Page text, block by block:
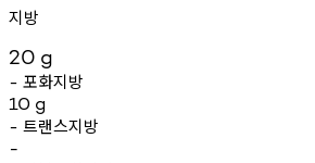
지방
20 g
- 포화지방
10 g
- 트랜스지방
-